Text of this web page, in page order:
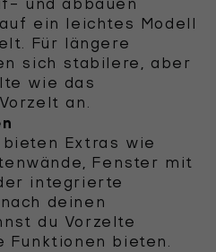
ein leichtes Modell
Für längere
sich stabilere, aber
wie das
an.
Extras wie
Fenster mit
integrierte
deinen
du Vorzelte
Funktionen bieten.